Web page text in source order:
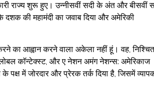
राज्य शुरू हुए। उन्नीसवीं सदी के अंत और बीसवीं
की महामंदी का जवाब दिया और अमेरिकी
का आह्वान करने वाला अकेला नहीं हूं। वह, निश्चित
कॉन्टेक्स्ट, और ए नेशन अमंग नेशन्स: अमेरिकाज
पक्ष में जोरदार और प्रेरक तर्क दिया है, जिसमें